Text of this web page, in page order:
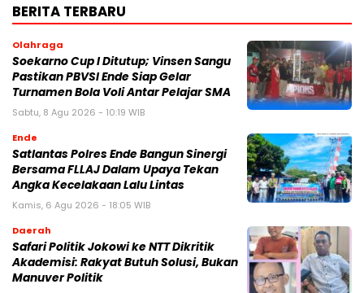
BERITA TERBARU
Olahraga
Soekarno Cup I Ditutup; Vinsen Sangu
Pastikan PBVSI Ende Siap Gelar
Turnamen Bola Voli Antar Pelajar SMA
Sabtu, 8 Agu 2026 - 10:19 WIB
Ende
Satlantas Polres Ende Bangun Sinergi
Bersama FLLAJ Dalam Upaya Tekan
Angka Kecelakaan Lalu Lintas
Kamis, 6 Agu 2026 - 18:05 WIB
Daerah
Safari Politik Jokowi ke NTT Dikritik
Akademisi: Rakyat Butuh Solusi, Bukan
Manuver Politik